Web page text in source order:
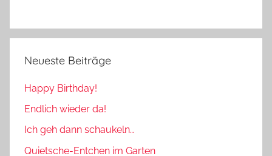
Neueste Beiträge
Happy Birthday!
Endlich wieder da!
Ich geh dann schaukeln…
Quietsche-Entchen im Garten